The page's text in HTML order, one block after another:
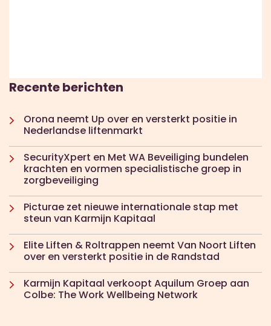
Recente berichten
Orona neemt Up over en versterkt positie in
Nederlandse liftenmarkt
SecurityXpert en Met WA Beveiliging bundelen
krachten en vormen specialistische groep in
zorgbeveiliging
Picturae zet nieuwe internationale stap met
steun van Karmijn Kapitaal
Elite Liften & Roltrappen neemt Van Noort Liften
over en versterkt positie in de Randstad
Karmijn Kapitaal verkoopt Aquilum Groep aan
Colbe: The Work Wellbeing Network